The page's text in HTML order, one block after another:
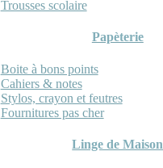
Trousses scolaire
Papèterie
Boite à bons points
Cahiers & notes
Stylos, crayon et feutres
Fournitures pas cher
Linge de Maison